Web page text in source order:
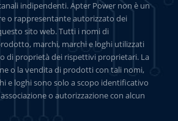
indipendenti. Apter Power non è un
o rappresentante autorizzato dei
sito web. Tutti i nomi di
marchi, marchi e loghi utilizzati
di proprietà dei rispettivi proprietari. La
o la vendita di prodotti con tali nomi,
e loghi sono solo a scopo identificativo
o autorizzazione con alcun